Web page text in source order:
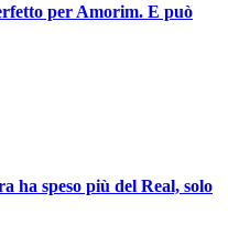
per Amorim. E può
ha speso più del Real, solo